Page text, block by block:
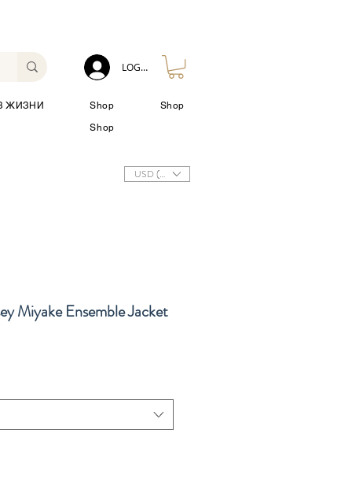
ЖИЗНИ Shop
Shop
Shop
LOG IN
USD ($)
Miyake Ensemble Jacket